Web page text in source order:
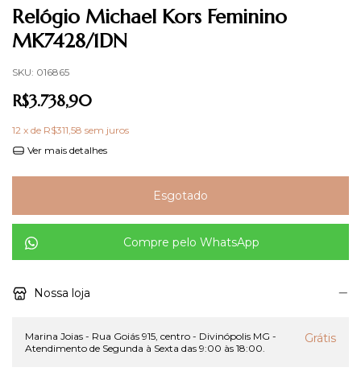
Relógio Michael Kors Feminino
MK7428/1DN
SKU: 016865
R$3.738,90
12 x de R$311,58 sem juros
Ver mais detalhes
Compre pelo WhatsApp
Nossa loja
Marina Joias - Rua Goiás 915, centro - Divinópolis MG -
Atendimento de Segunda à Sexta das 9:00 às 18:00.
Grátis